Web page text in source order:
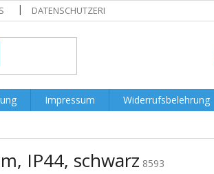
DATENSCHUTZERKLÄRUNG
Impressum
Widerrufsbelehrung
IP44, schwarz 8593